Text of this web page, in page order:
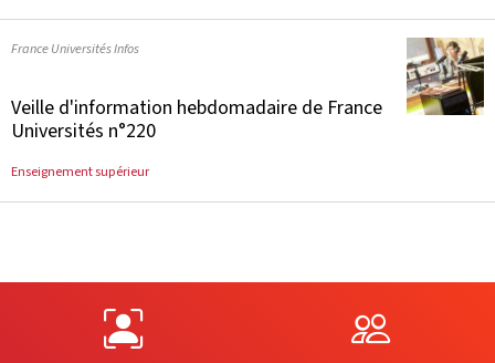
France Universités Infos
Veille d'information hebdomadaire de France
Universités n°220
Enseignement supérieur